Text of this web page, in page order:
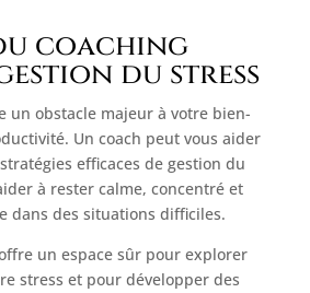
coaching
du stress
un obstacle majeur à votre bien-
Un coach peut vous aider
efficaces de gestion du
à rester calme, concentré et
dans des situations difficiles.
un espace sûr pour explorer
stress et pour développer des